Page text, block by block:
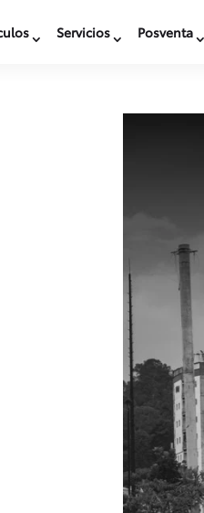
Servicios Posventa